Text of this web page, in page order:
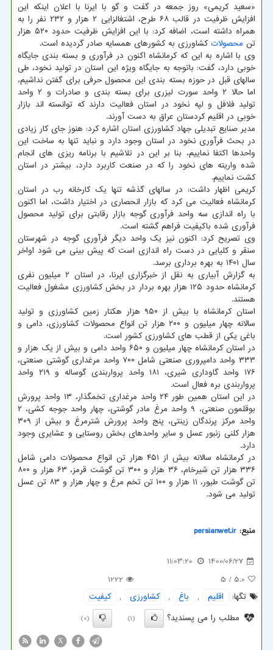
«سعید کریمی» روز جمعه در گفت و گو با ایرنا با اعلان اینکه این
افزایش ظرفیت در قالب ۶۸ طرح، اشتغالزایی ۲ هزار و ۲۳۲ نفر را به
همراه داشته است، اضافه کرد: با این افزایش ظرفیت حدود ۵۲۰ هزار
تن محصولات کشاورزی به کشورهای همسایه صادر گردیده است.
وی با اشاره به این که کرمانشاه اکنون در فرآوری و بسته بندی جایگاه
خوبی دارد، گفت: باتوجه به جایگاه ویژه این استان در تولید نخود، طی
سالهای قبل در حوزه بسته بندی این محصول حرفی برای گفتن نداشیم،
اما حالا ۲ واحد سورت لیزری برای بسته بندی و صادرات و ۲ واحد
تولید فلافل و لپه نخود در استان فعالیت دارند که توانسته اند بازار
خوبی در اقلیم کردستان عراق به دست آورند.
مدیر صنایع تبدیلی جهاد کشاورزی استان اشاره کرد: هنوز جای کار زیادی
در بحث فرآوری نخود در استان وجود دارد و نباید تنها به ساخت این
واحدها اکتفا نماییم، بنا بر این در تلاشیم با برنامه ریزی های انجام
شده واریته های نخود را که در صنعت کاربرد دارد، بیشتر در استان
کشت نماییم.
کریمی اظهار داشت: در سالهای گذشه تنها یک کارخانه رب در استان
کرمانشاه فعالیت می کرد که بازار انحصاری در اختیار داشت، اما اکنون
با راه اندازی سه واحد فرآوری گوجه بازار رقابتی برای تولید محصول
فرآوری شده باکیفیت فراهم گشته است.
وی تصریح کرد: اکنون نیز یک واحد دیگر فرآوری گوجه در شهرستان
سنقر و کلیایی در دست راه اندازی است که پیش بینی می شود اواخر
سال ۱۴۰۱ به بهره برداری برسد.
به گزارش آبیاری به نقل از خبرگزاری ایرنا، در استان ۲ میلیون نفری
کرمانشاه حدود ۱۲۵ هزار بهره بردار در بخش کشاورزی مشغول فعالیت
هستند.
استان کرمانشاه با بیش از ۹۵۰ هزار هکتار زمین کشاورزی و تولید
سالانه چهار میلیون و ۲۰۰ هزار تن انواع محصولات کشاورزی، دامی و
باغی یکی از قطب های کشاورزی کشور است.
در استان کرمانشاه چهار میلیون و ۶۵۰ واحد دامی و بیش از یک هزار و
۳۳۳ واحد دامپروری صنعتی شامل ۷۰۰ واحد مرغداری گوشتی صنعتی،
۱۷۶ واحد گاوداری شیری، ۱۸۱ واحد پرواربندی گوساله و ۲۱۹ واحد
پرواربندی بره فعال است.
در این استان همین طور ۲۴ واحد مرغداری تخمگذار، ۱۳ واحد پرورش
بوقلمون صنعتی، ۹ واحد مرغ مادر گوشتی، چهار واحد جوجه کشی، ۲
واحد مرکز پرندگان زینتی، پنج واحد پرورش شترمرغ و بیش از ۳۰۹
هزار کلنی زنبور عسل و سایر واحدهای بخش روستایی و عشایری وجود
دارد.
در کرمانشاه سالانه بیش از ۴۵۱ هزار تن انواع محصولات دامی شامل
۳۳۶ هزار تن شیرخام، ۳۶ هزار و ۳۰۰ تن گوشت قرمز، ۶۳ هزار و ۸۰۰
تن گوشت طیور، ۱۱ هزار و ۱۰۰ تن تخم مرغ و چهار هزار و ۸۳ تن عسل
تولید می شود.
منبع: persianwet.ir
1400/06/27
11:03:20
5.0
/ 5
1222
تگها:
اقلیم , باغ , كشاورزی ,
كیفیت
مطلب را می پسندید؟
(1)
(0)
X